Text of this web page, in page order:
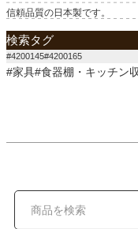
信頼品質の日本製です。
検索タグ
#4200145#4200165
#家具#食器棚・キッチン